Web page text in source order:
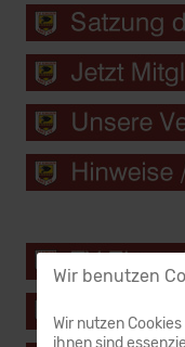
Wir benutzen
Wir nutzen
ihnen sind